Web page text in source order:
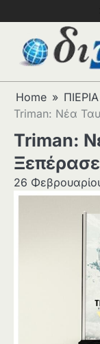
Home ΠΙΕΡΙΑ
Triman: Νέα
Triman:
26